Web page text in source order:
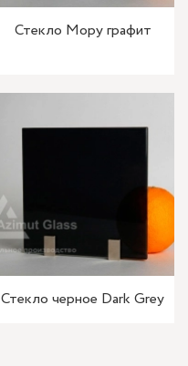
Стекло Мору графит
Стекло черное Dark Grey